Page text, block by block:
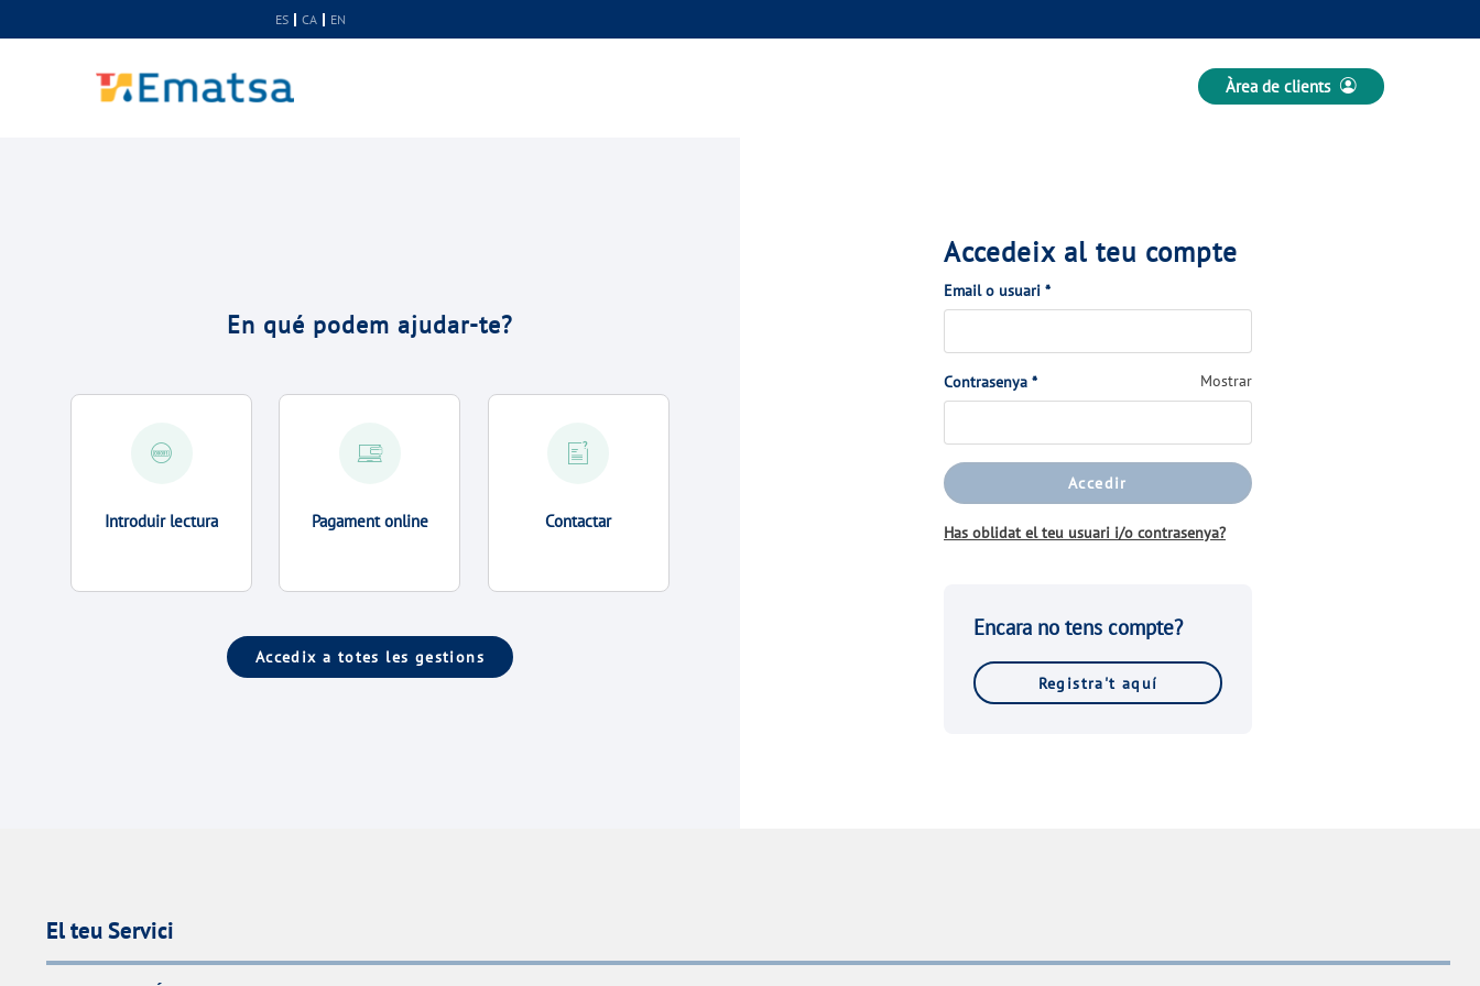
ES CA EN
Àrea de clients
En qué podem ajudar-te?
Introduir lectura Pagament online Contactar
Accedix a totes les gestions
Accedeix al teu compte
Email o usuari *(Obligatorio)
Contrasenya *(Obligatorio) Mostrar
Accedir
Has oblidat el teu usuari i/o contrasenya?
Encara no tens compte?
Registra't aquí
El teu Servici